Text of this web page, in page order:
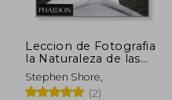
Leccion de Fotografia
la Naturaleza de las
Fotografias
Stephen Shore,
(2)